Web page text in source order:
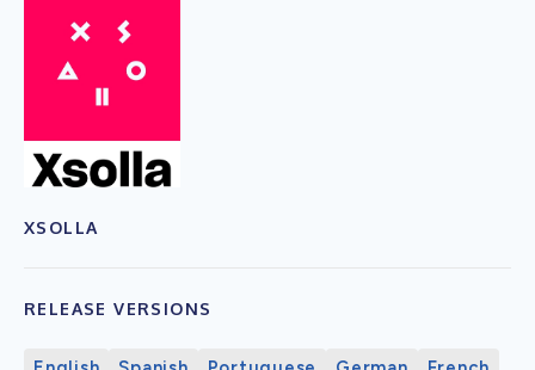
XSOLLA
RELEASE VERSIONS